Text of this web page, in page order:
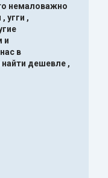
немаловажно
угги ,
и
в
дешевле ,